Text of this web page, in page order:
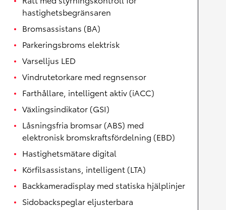
hastighetsbegränsaren
Bromsassistans (BA)
Parkeringsbroms elektrisk
Varselljus LED
Vindrutetorkare med regnsensor
Farthållare, intelligent aktiv (iACC)
Växlingsindikator (GSI)
Låsningsfria bromsar (ABS) med
elektronisk bromskraftsfördelning (EBD)
Hastighetsmätare digital
Körfilsassistans, intelligent (LTA)
Backkameradisplay med statiska hjälplinjer
Sidobackspeglar eljusterbara